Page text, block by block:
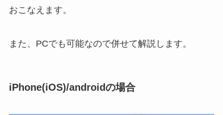
おこなえます。
また、PCでも可能なので併せて解説します。
iPhone(iOS)/androidの場合